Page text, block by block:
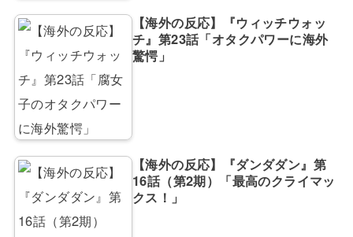
【海外の反応】『ウィッチウォッ
チ』第23話「オタクパワーに海外
驚愕」
【海外の反応】『ダンダダン』第
16話（第2期）「最高のクライマッ
クス！」